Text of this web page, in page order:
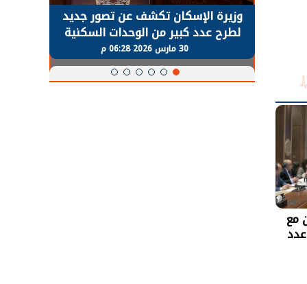
مع
وزيرة الإسكان تكشف عن تصور جديد
لطرح عدد كبير من الوحدات السكنية
بنظام الإيجار